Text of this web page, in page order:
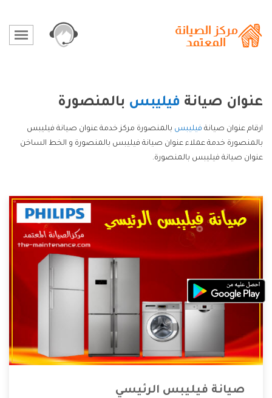
عنوان صيانة فيليبس بالمنصورة
ارقام عنوان صيانة فيليبس بالمنصورة مركز خدمة عنوان صيانة فيليبس
بالمنصورة خدمة عملاء عنوان صيانة فيليبس بالمنصورة و الخط الساخن
عنوان صيانة فيليبس بالمنصورة.
صيانة فيليبس الرئيسي